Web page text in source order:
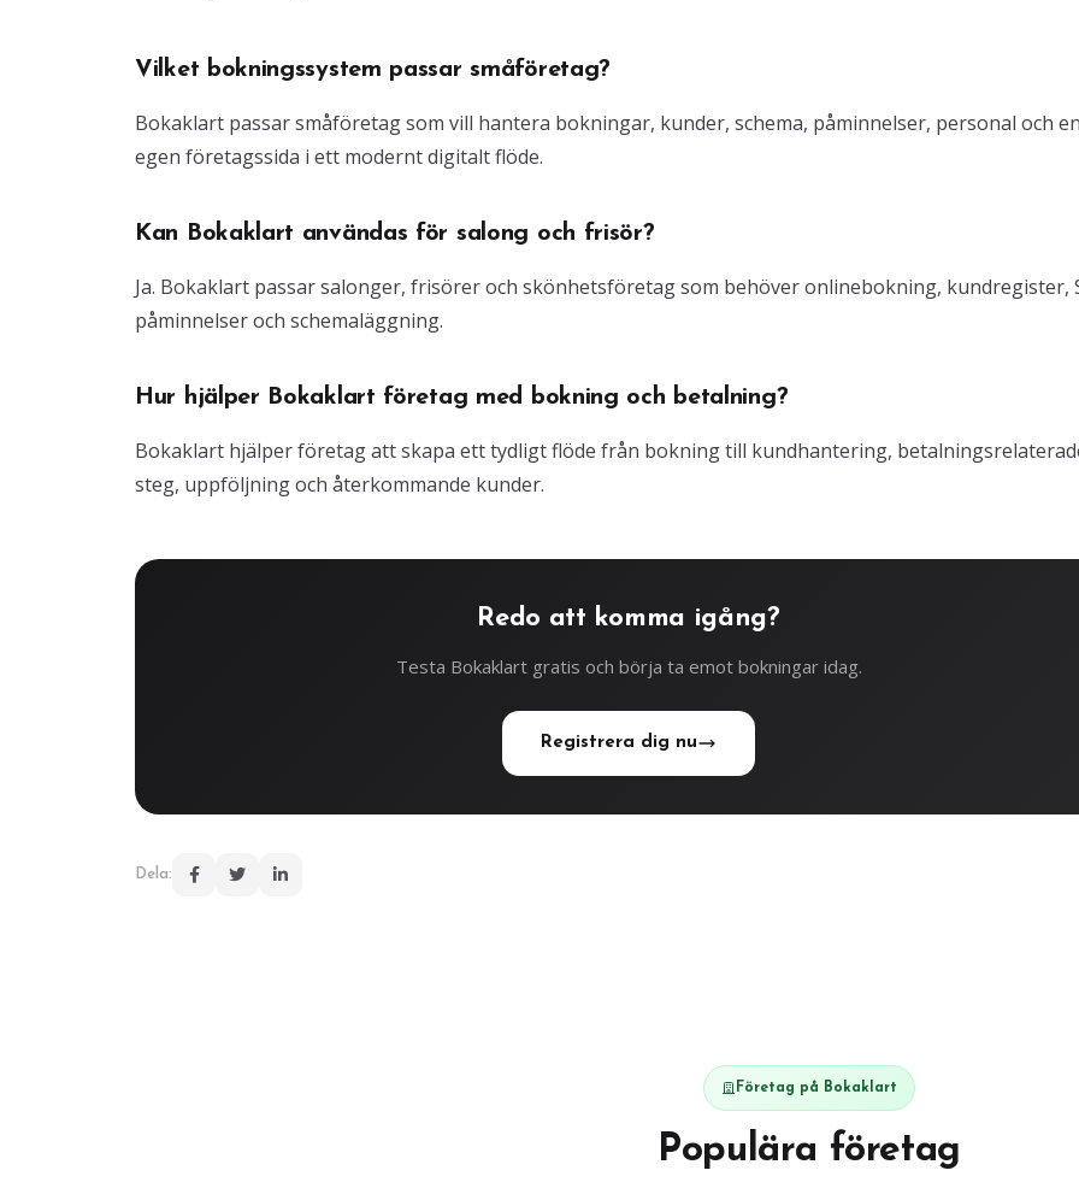
Vilket bokningssystem passar småföretag?
Bokaklart passar småföretag som vill hantera bokningar, kunder, schema, påminnelser, personal och en
egen företagssida i ett modernt digitalt flöde.
Kan Bokaklart användas för salong och frisör?
Ja. Bokaklart passar salonger, frisörer och skönhetsföretag som behöver onlinebokning, kundregister,
påminnelser och schemaläggning.
Hur hjälper Bokaklart företag med bokning och betalning?
Bokaklart hjälper företag att skapa ett tydligt flöde från bokning till kundhantering,
steg, uppföljning och återkommande kunder.
Redo att komma igång?
Testa Bokaklart gratis och börja ta emot bokningar idag.
Registrera dig nu
Dela:
Företag på Bokaklart
Populära företag